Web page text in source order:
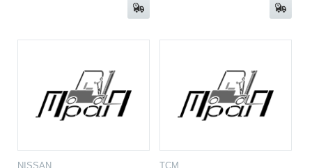
NISSAN
TCM